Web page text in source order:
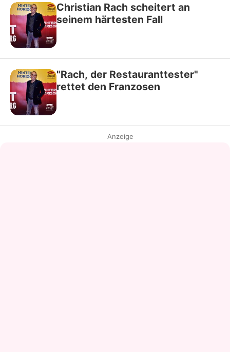
Christian Rach scheitert an
seinem härtesten Fall
"Rach, der Restauranttester"
rettet den Franzosen
Anzeige